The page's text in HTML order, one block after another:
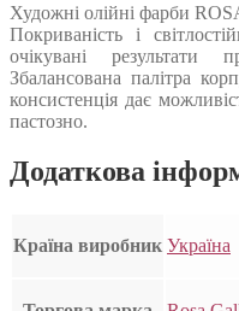
Художні олійні фарби
Покриваність і
очікувані результати
Збалансована палітра
консистенція дає
пастозно.
Додаткова
Країна виробник Україна